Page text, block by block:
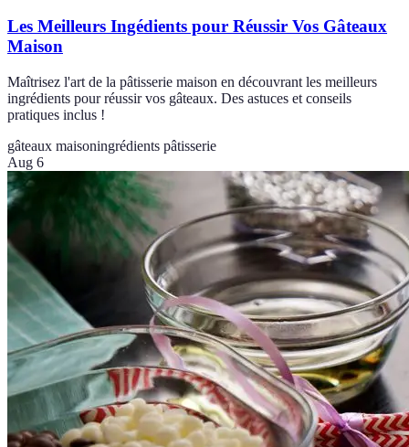
Les Meilleurs Ingédients pour Réussir Vos Gâteaux
Maison
Maîtrisez l'art de la pâtisserie maison en découvrant les meilleurs
ingrédients pour réussir vos gâteaux. Des astuces et conseils
pratiques inclus !
gâteaux maisoningrédients pâtisserie
Aug 6